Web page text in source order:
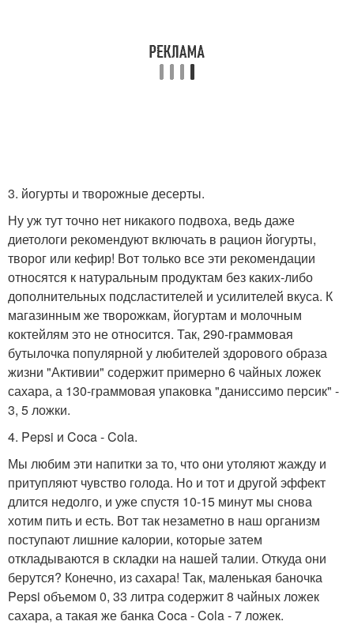
3. йогурты и творожные десерты.
Ну уж тут точно нет никакого подвоха, ведь даже
диетологи рекомендуют включать в рацион йогурты,
творог или кефир! Вот только все эти рекомендации
относятся к натуральным продуктам без каких-либо
дополнительных подсластителей и усилителей вкуса. К
магазинным же творожкам, йогуртам и молочным
коктейлям это не относится. Так, 290-граммовая
бутылочка популярной у любителей здорового образа
жизни "Активии" содержит примерно 6 чайных ложек
сахара, а 130-граммовая упаковка "даниссимо персик" -
3, 5 ложки.
4. Pepsi и Coca - Cola.
Мы любим эти напитки за то, что они утоляют жажду и
притупляют чувство голода. Но и тот и другой эффект
длится недолго, и уже спустя 10-15 минут мы снова
хотим пить и есть. Вот так незаметно в наш организм
поступают лишние калории, которые затем
откладываются в складки на нашей талии. Откуда они
берутся? Конечно, из сахара! Так, маленькая баночка
Pepsi объемом 0, 33 литра содержит 8 чайных ложек
сахара, а такая же банка Coca - Cola - 7 ложек.